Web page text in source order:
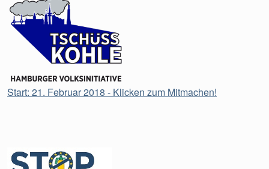
Start: 21. Februar 2018 - Klicken zum Mitmachen!